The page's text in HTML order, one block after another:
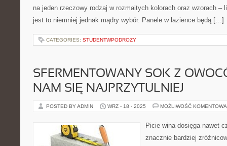
na jeden rzeczowy rodzaj w rozmaitych kolorach oraz wzorach –
jest to niemniej jednak mądry wybór. Panele w łazience będą […]
CATEGORIES: STUDENTWPODROZY
SFERMENTOWANY SOK Z
NAM SIĘ NAJPRZYTULNIEJ
POSTED BY ADMIN WRZ - 18 - 2025 MOŻLIWOŚĆ
Picie wina dosięga nawet
znacznie bardziej